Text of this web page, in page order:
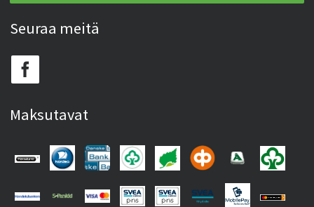
Seuraa meitä
Maksutavat